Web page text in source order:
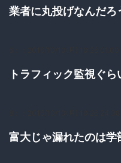
業者に丸投げなんだろ
トラフィック監視ぐら
富大じゃ漏れたのは学